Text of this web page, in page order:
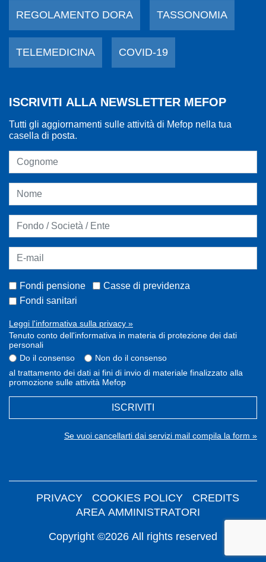
REGOLAMENTO DORA TASSONOMIA
TELEMEDICINA COVID-19
ISCRIVITI ALLA NEWSLETTER MEFOP
Tutti gli aggiornamenti sulle attività di Mefop nella tua
casella di posta.
Fondi pensione
Casse di previdenza
Fondi sanitari
Leggi l'informativa sulla privacy »
Tenuto conto dell'informativa in materia di protezione dei dati
personali
Do il consenso
Non do il consenso
al trattamento dei dati ai fini di invio di materiale finalizzato alla
promozione sulle attività Mefop
ISCRIVITI
Se vuoi cancellarti dai servizi mail compila la form »
Copyright ©2026 All rights reserved
PRIVACY COOKIES POLICY
CREDITS
AREA AMMINISTRATORI